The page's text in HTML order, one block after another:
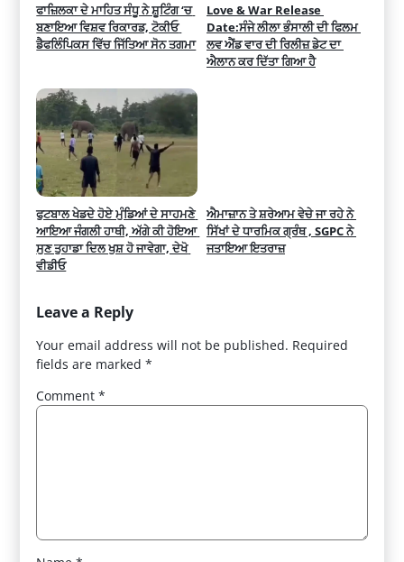
ਫਾਜ਼ਿਲਕਾ ਦੇ ਮਾਹਿਤ ਸੰਧੂ ਨੇ ਸ਼ੂਟਿੰਗ ‘ਚ
ਬਣਾਇਆ ਵਿਸ਼ਵ ਰਿਕਾਰਡ, ਟੋਕੀਓ
ਡੈਫਲਿੰਪਿਕਸ ਵਿੱਚ ਜਿੱਤਿਆ ਸੋਨ ਤਗਮਾ
Love & War Release
Date:ਸੰਜੇ ਲੀਲਾ ਭੰਸਾਲੀ ਦੀ ਫਿਲਮ
ਲਵ ਐਂਡ ਵਾਰ ਦੀ ਰਿਲੀਜ਼ ਡੇਟ ਦਾ
ਐਲਾਨ ਕਰ ਦਿੱਤਾ ਗਿਆ ਹੈ
ਫੁਟਬਾਲ ਖੇਡਦੇ ਹੋਏ ਮੁੰਡਿਆਂ ਦੇ ਸਾਹਮਣੇ
ਆਇਆ ਜੰਗਲੀ ਹਾਥੀ, ਅੱਗੇ ਕੀ ਹੋਇਆ
ਸੁਣ ਤੁਹਾਡਾ ਦਿਲ ਖੁਸ਼ ਹੋ ਜਾਵੇਗਾ, ਦੇਖੋ
ਵੀਡੀਓ
ਐਮਾਜ਼ਾਨ ਤੇ ਸ਼ਰੇਆਮ ਵੇਚੇ ਜਾ ਰਹੇ ਨੇ
ਸਿੱਖਾਂ ਦੇ ਧਾਰਮਿਕ ਗ੍ਰੰਥ , SGPC ਨੇ
ਜਤਾਇਆ ਇਤਰਾਜ਼
Leave a Reply
Your email address will not be published. Required
fields are marked*
Comment*